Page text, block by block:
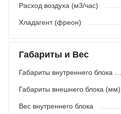
Расход воздуха (м3/час)
Хладагент (фреон)
Габариты и Вес
Габариты внутреннего блока (мм)
Габариты внешнего блока (мм)
Вес внутреннего блока